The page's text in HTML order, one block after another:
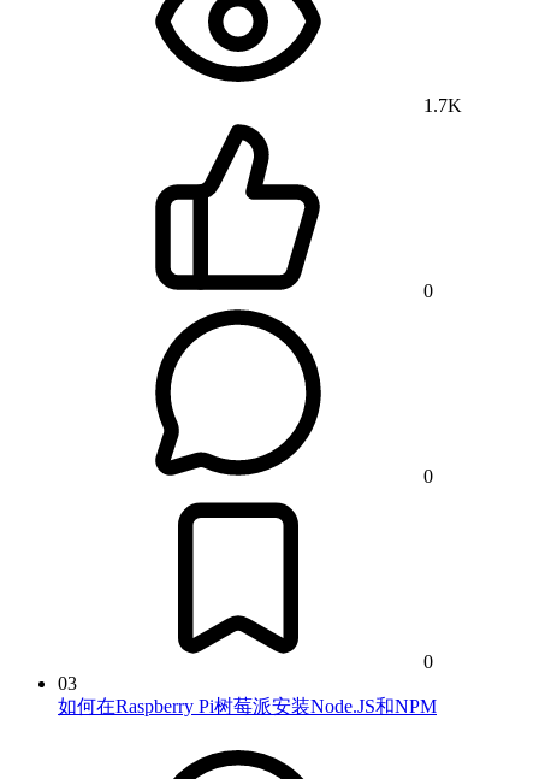
1.7K
0
0
0
03
如何在Raspberry Pi树莓派安装Node.JS和NPM